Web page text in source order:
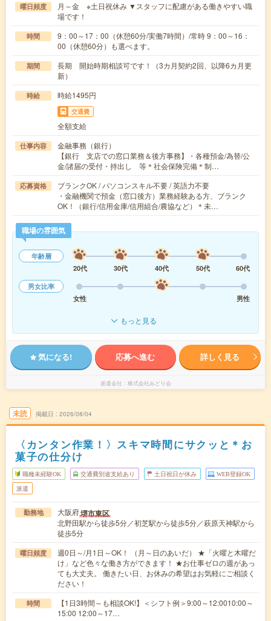
曜日頻度
月～金 ※土日祝休み ▼スタッフに配慮がある働きやすい職
場です！
時間
9：00～17：00（休憩60分/実働7時間）/常時 9：00～16：
00（休憩60分）も選べます。
期間
長期 開始時期相談可です！（3カ月契約2回、以降6カ月更
新）
時給 時給1495円
交通費
全額支給
仕事内容
金融事務（銀行）
【銀行 支店での窓口業務＆後方事務】・各種預金/為替/公
金/諸届の受付・持出し 等＊社会保険完備＊制…
応募資格
ブランクOK / パソコンスキル不要 / 英語力不要
・金融機関で預金（窓口後方）業務経験ある方、ブランク
OK！（銀行/信用金庫/信用組合/農協など）＊未…
職場の雰囲気
年齢層
20代
30代 40代 50代
60代
男女比率
女性
男性
もっと見る
気になる! 応募へ進む 詳しく見る
派遣会社 株式会社みどり会
未読 掲載日 2026/08/04
〈カンタン作業！〉スキマ時間にサクッと＊お
菓子の仕分け
職種未経験OK 交通費別途支給あり 土日祝日が休み WEB登録OK
派遣
勤務地 大阪府堺市東区
北野田駅から徒歩5分／初芝駅から徒歩5分／萩原天神駅から
徒歩5分
曜日頻度
週0日～/月1日～OK！ （月～日のあいだ） ★「火曜と木曜だ
け」など色々な働き方ができます！ ★お仕事ゼロの週があっ
ても大丈夫。 働きたい日、お休みの希望はお気軽にご相談く
ださい！
時間
【1日3時間～も相談OK!】＜シフト例＞9:00～12:0010:00～
15:00 12:00～17…